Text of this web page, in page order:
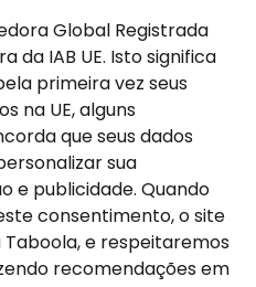
Global Registrada
da IAB UE. Isto significa
primeira vez seus
na UE, alguns
que seus dados
sua
e publicidade. Quando
consentimento, o site
e respeitaremos
recomendações em